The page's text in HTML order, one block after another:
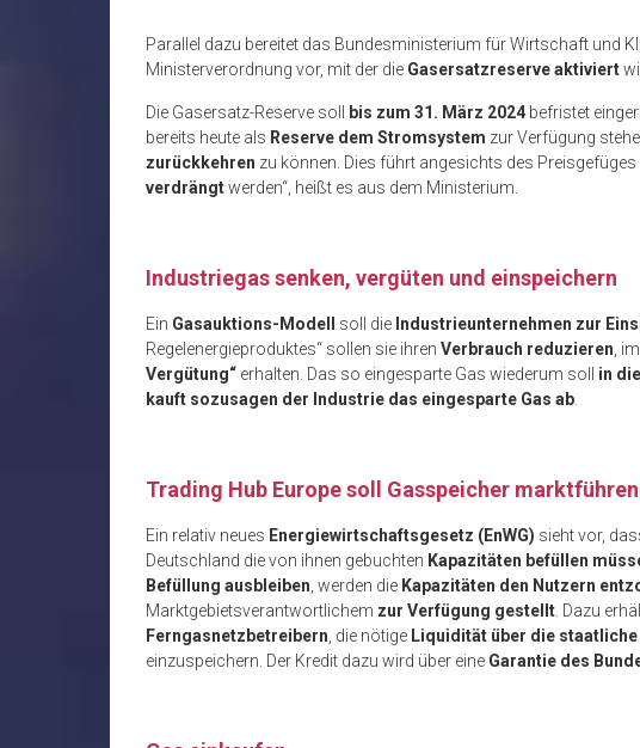
Parallel dazu bereitet das Bundesministerium für Wirtschaft und
Ministerverordnung vor, mit der die Gasersatzreserve aktiviert
Die Gasersatz-Reserve soll bis zum 31. März 2024 befristet
bereits heute als Reserve dem Stromsystem zur Verfügung
zurückkehren zu können. Dies führt angesichts des
verdrängtwerden“, heißt es aus dem Ministerium.
Industriegas senken, vergüten und einspeichern
Ein Gasauktions-Modell soll die Industrieunternehmen zur
Regelenergieproduktes“ sollen sie ihren Verbrauch reduzieren ,
Vergütung“ erhalten. Das so eingesparte Gas wiederum soll in
kauft sozusagen der Industrie das eingesparte Gas ab
Trading Hub Europe soll Gasspeicher
Ein relativ neues Energiewirtschaftsgesetz (EnWG) sieht vor,
Deutschland die von ihnen gebuchten Kapazitäten befüllen
Befüllung ausbleiben , werden die Kapazitäten den Nutzern
Marktgebietsverantwortlichem zur Verfügung gestellt . Dazu
Ferngasnetzbetreibern , die nötige Liquidität über die
einzuspeichern. Der Kredit dazu wird über eine Garantie des